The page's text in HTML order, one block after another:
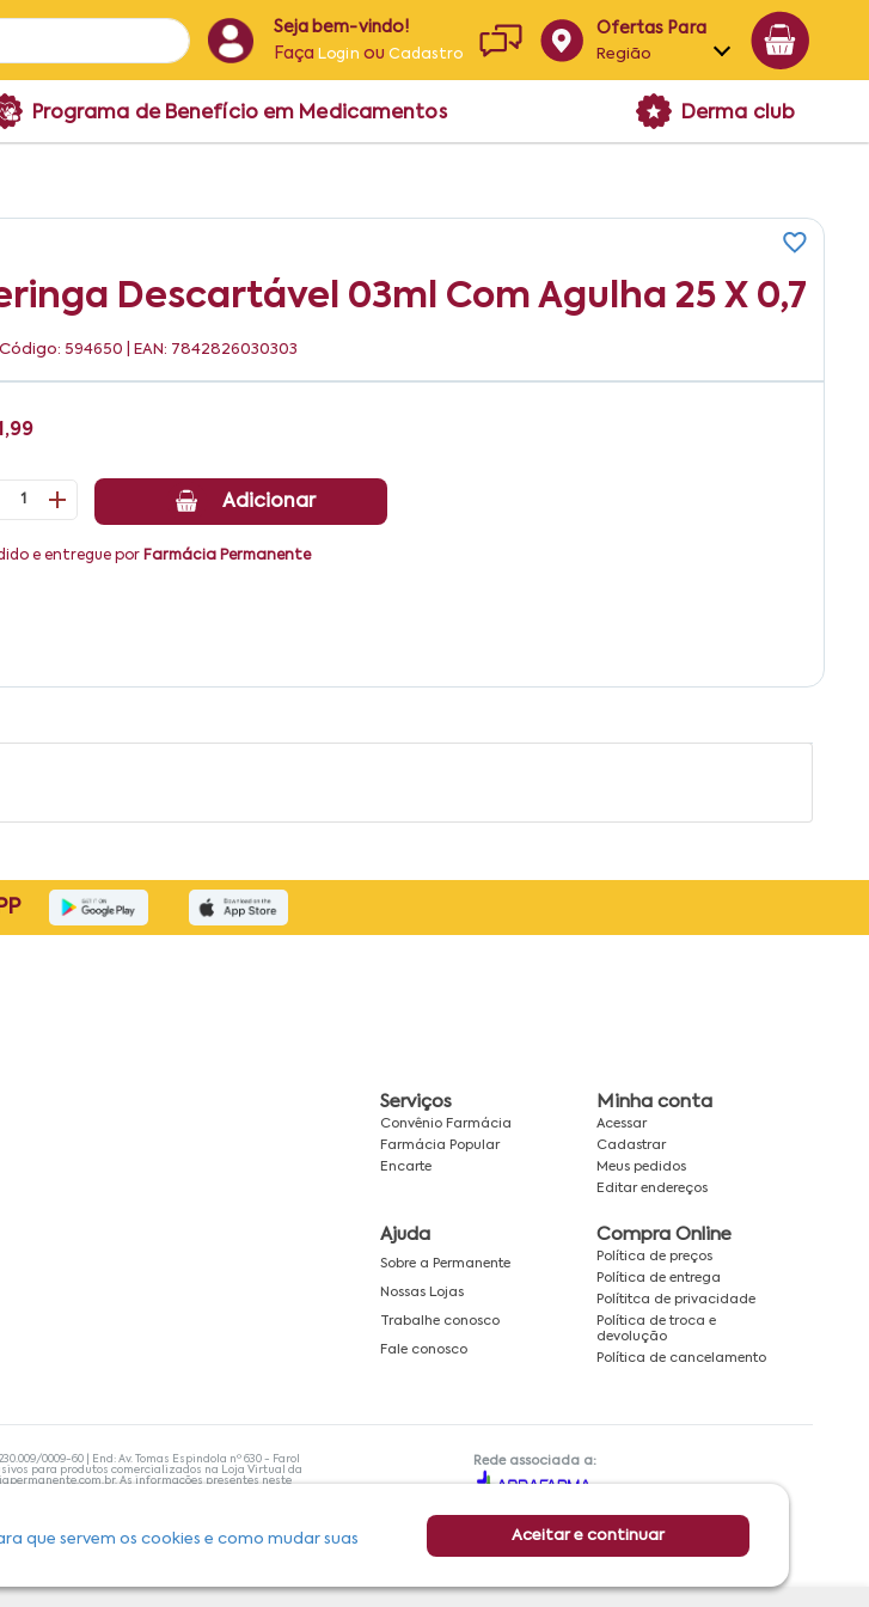
Seja bem-vindo!
Faça Login ouCadastro
Ofertas Para
Região
Alagoas
Programa de Benefício em Medicamentos Derma club
Descartável 03ml Com Agulha 25 X 0,7
Código: 594650 | EAN: 7842826030303
1 Adicionar
e entregue por Farmácia Permanente
que servem os cookies e como mudar suas
Aceitar e continuar
Serviços
Convênio Farmácia
Farmácia Popular
Encarte
Minha conta
Acessar
Cadastrar
Meus pedidos
Editar endereços
Ajuda
Sobre a Permanente
Nossas Lojas
Trabalhe conosco
Fale conosco
Compra Online
Política de preços
Política de entrega
Polítitca de privacidade
Política de troca e
devolução
Política de cancelamento
0009-60 | End: Av. Tomas Espindola nº 630 - Farol
para produtos comercializados na Loja Virtual da
. As informações presentes neste
médica. Apenas o médico está capacitado para
A Farmácia Permanente trabalha com as
e a segurança dos clientes são compromissos da
Rede associada a: